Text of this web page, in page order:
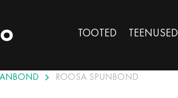
TOOTED TEENUSED
ROOSA SPUNBOND